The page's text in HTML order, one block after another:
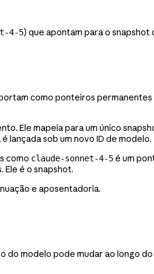
4-5) que apontam para o
como ponteiros
Ele mapeia para um único
lançada sob um novo ID de modelo.
como claude-sonnet-4-5é um
Ele é o snapshot.
e aposentadoria.
modelo pode mudar ao longo